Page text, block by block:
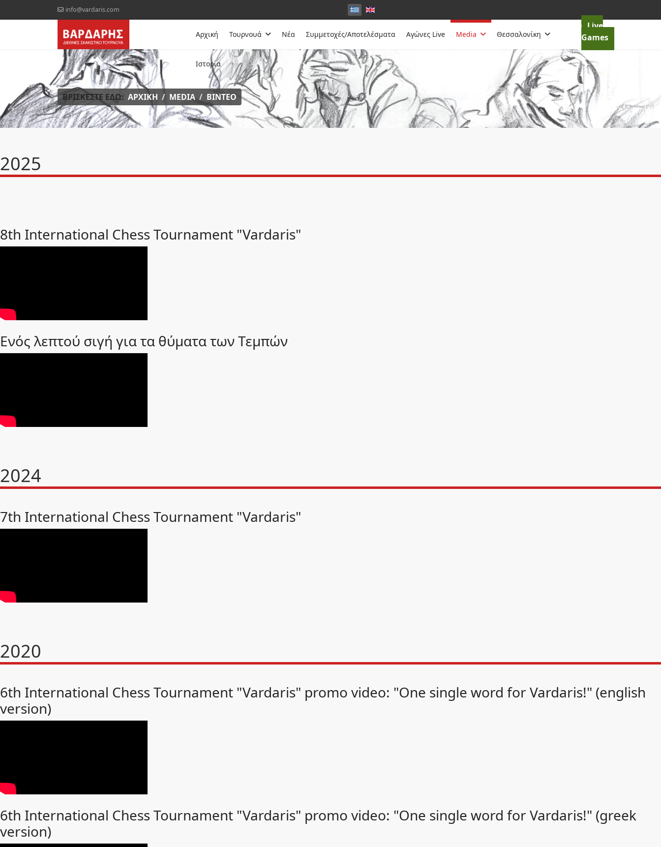
info@vardaris.com
Αρχική Τουρνουά Νέα Συμμετοχές/Αποτελέσματα Αγώνες Live Media Θεσσαλονίκη
Ιστορία
Live
Games
ΒΡΊΣΚΕΣΤΕ ΕΔΏ: ΑΡΧΙΚΉ MEDIA ΒΊΝΤΕΟ
2025
8th International Chess Tournament "Vardaris"
Ενός λεπτού σιγή για τα θύματα των Τεμπών
2024
7th International Chess Tournament "Vardaris"
2020
6th International Chess Tournament "Vardaris" promo video: "One single word for Vardaris!" (english
version)
6th International Chess Tournament "Vardaris" promo video: "One single word for Vardaris!" (greek
version)